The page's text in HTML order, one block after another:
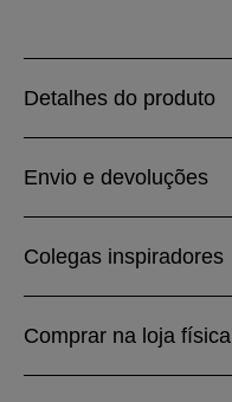
Detalhes do produto
Envio e devoluções
Colegas inspiradores
Comprar na loja física